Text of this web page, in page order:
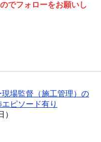
でフォローをお願いし
場監督（施工管理）の
ピソード有り
）